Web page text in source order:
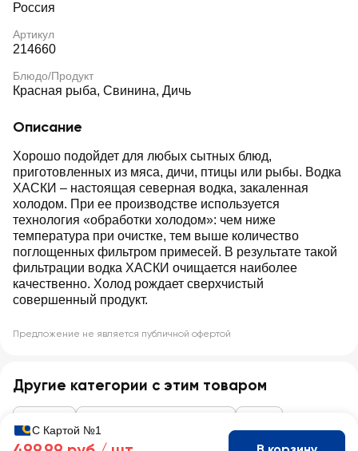
Россия
Артикул
214660
Блюдо/Продукт
Красная рыба, Свинина, Дичь
Описание
Хорошо подойдет для любых сытных блюд,
приготовленных из мяса, дичи, птицы или рыбы. Водка
ХАСКИ – настоящая северная водка, закаленная
холодом. При ее производстве используется
технология «обработки холодом»: чем ниже
температура при очистке, тем выше количество
поглощенных фильтром примесей. В результате такой
фильтрации водка ХАСКИ очищается наиболее
качественно. Холод рождает сверхчистый
совершенный продукт.
Предложение не является публичной офертой
Другие категории с этим товаром
С Картой №1